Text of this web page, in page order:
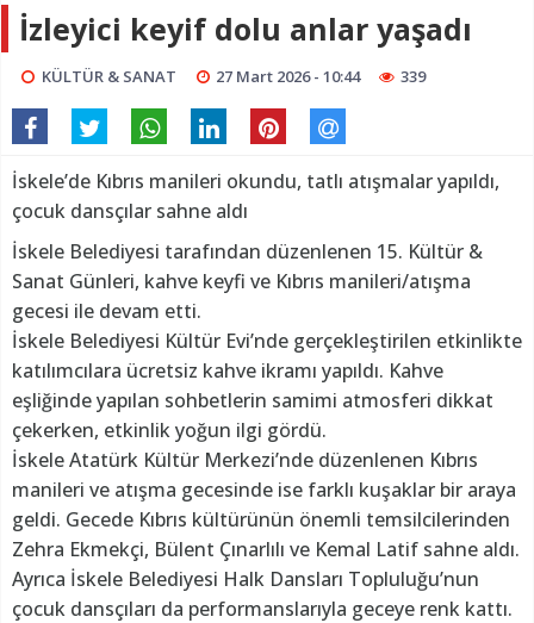
İzleyici keyif dolu anlar yaşadı
KÜLTÜR & SANAT 27 Mart 2026 - 10:44 339
İskele’de Kıbrıs manileri okundu, tatlı atışmalar yapıldı,
çocuk dansçılar sahne aldı
İskele Belediyesi tarafından düzenlenen 15. Kültür &
Sanat Günleri, kahve keyfi ve Kıbrıs manileri/atışma
gecesi ile devam etti.
İskele Belediyesi Kültür Evi’nde gerçekleştirilen etkinlikte
katılımcılara ücretsiz kahve ikramı yapıldı. Kahve
eşliğinde yapılan sohbetlerin samimi atmosferi dikkat
çekerken, etkinlik yoğun ilgi gördü.
İskele Atatürk Kültür Merkezi’nde düzenlenen Kıbrıs
manileri ve atışma gecesinde ise farklı kuşaklar bir araya
geldi. Gecede Kıbrıs kültürünün önemli temsilcilerinden
Zehra Ekmekçi, Bülent Çınarlılı ve Kemal Latif sahne aldı.
Ayrıca İskele Belediyesi Halk Dansları Topluluğu’nun
çocuk dansçıları da performanslarıyla geceye renk kattı.